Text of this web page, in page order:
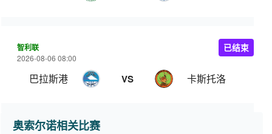
智利联
2026-08-06 08:00
巴拉斯港 VS 卡斯托洛
已结束
奥索尔诺相关比赛